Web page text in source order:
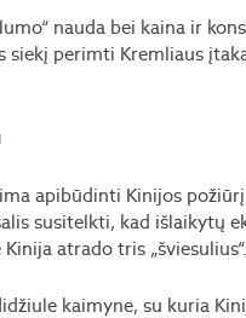
nauda bei kaina ir
siekį perimti Kremliaus
apibūdinti Kinijos požiūrį
susitelkti, kad išlaikytų
atrado tris „šviesulius“.
kaimyne, su kuria